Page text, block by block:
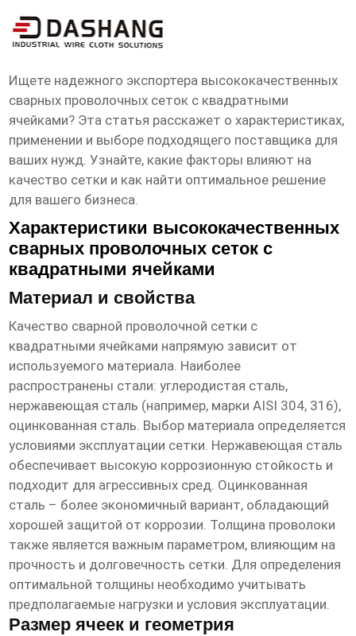
высокое ксчество сетки проволочные
тканые с квадратными Экспортер
Ищете надежного экспортера высококачественных
сварных проволочных сеток с квадратными
ячейками? Эта статья расскажет о характеристиках,
применении и выборе подходящего поставщика для
ваших нужд. Узнайте, какие факторы влияют на
качество сетки и как найти оптимальное решение
для вашего бизнеса.
Характеристики высококачественных
сварных проволочных сеток с
квадратными ячейками
Материал и свойства
Качество сварной проволочной сетки с
квадратными ячейками напрямую зависит от
используемого материала. Наиболее
распространены стали: углеродистая сталь,
нержавеющая сталь (например, марки AISI 304, 316),
оцинкованная сталь. Выбор материала определяется
условиями эксплуатации сетки. Нержавеющая сталь
обеспечивает высокую коррозионную стойкость и
подходит для агрессивных сред. Оцинкованная
сталь – более экономичный вариант, обладающий
хорошей защитой от коррозии. Толщина проволоки
также является важным параметром, влияющим на
прочность и долговечность сетки. Для определения
оптимальной толщины необходимо учитывать
предполагаемые нагрузки и условия эксплуатации.
Размер ячеек и геометрия